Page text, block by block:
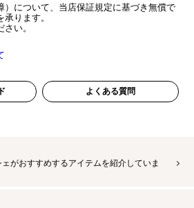
）について、当店保証規定に基づき無償で
ります。
い。
よくある質問
がおすすめするアイテムを紹介していま